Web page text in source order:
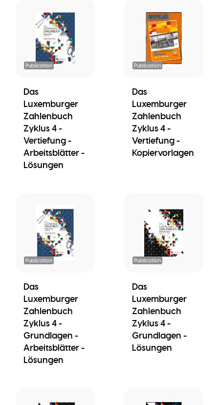
Publication
Das
Luxemburger
Zahlenbuch
Zyklus 4 -
Vertiefung -
Arbeitsblätter -
Lösungen
Publication
Das
Luxemburger
Zahlenbuch
Zyklus 4 -
Vertiefung -
Kopiervorlagen
Publication
Das
Luxemburger
Zahlenbuch
Zyklus 4 -
Grundlagen -
Arbeitsblätter -
Lösungen
Publication
Das
Luxemburger
Zahlenbuch
Zyklus 4 -
Grundlagen -
Lösungen